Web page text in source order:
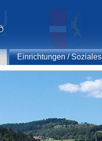
Einrichtungen / Soziales